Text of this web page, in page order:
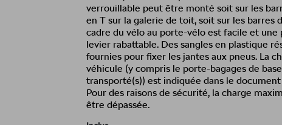
verrouillable peut être monté soit sur les
en T sur la galerie de toit, soit sur les barres
cadre du vélo au porte-vélo est facile et
levier rabattable. Des sangles en plastique
fournies pour fixer les jantes aux pneus. La
véhicule (y compris le porte-bagages de
transporté(s)) est indiquée dans le
Pour des raisons de sécurité, la charge
être dépassée.